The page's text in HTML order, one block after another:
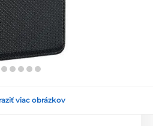
viac obrázkov